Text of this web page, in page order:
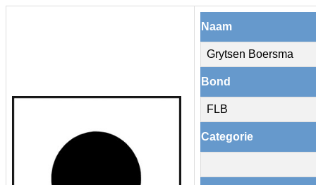
Naam
Grytsen Boersma
Bond
FLB
Categorie